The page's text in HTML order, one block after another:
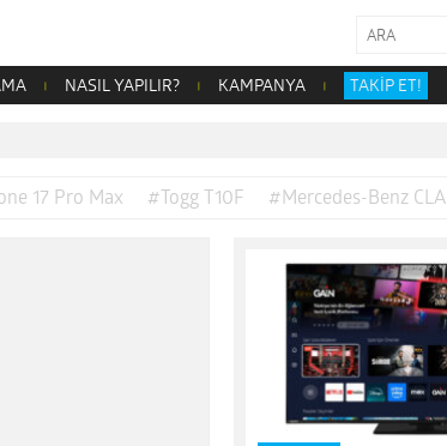
NASIL YAPILIR? KAMPANYA TAKİP ET!
17 Pro Max #Togg T10F #Mercedes-Benz CLA